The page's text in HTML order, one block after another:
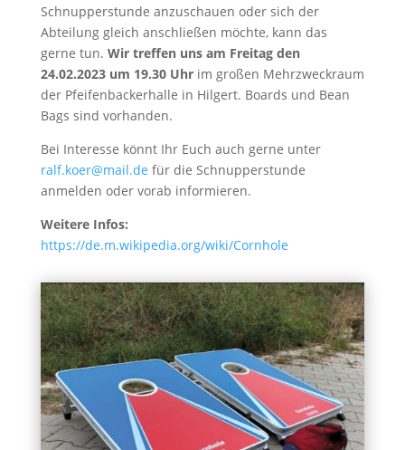
Schnupperstunde anzuschauen oder sich der
Abteilung gleich anschließen möchte, kann das
gerne tun. Wir treffen uns am Freitag den
24.02.2023 um 19.30 Uhrim großen Mehrzweckraum
der Pfeifenbackerhalle in Hilgert. Boards und Bean
Bags sind vorhanden.
Bei Interesse könnt Ihr Euch auch gerne unter
ralf.koer@mail.de für die Schnupperstunde
anmelden oder vorab informieren.
Weitere Infos:
https://de.m.wikipedia.org/wiki/Cornhole